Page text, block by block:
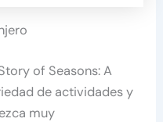
of Seasons: A
de actividades y
muy